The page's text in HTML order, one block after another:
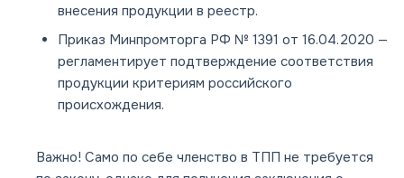
внесения продукции в реестр.
Приказ Минпромторга РФ № 1391 от 16.04.2020 —
регламентирует подтверждение соответствия
продукции критериям российского
происхождения.
Важно! Само по себе членство в ТПП не требуется